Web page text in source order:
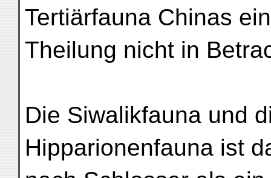
Tertiärfauna Chinas
Theilung nicht in
Die Siwalikfauna und
Hipparionenfauna ist